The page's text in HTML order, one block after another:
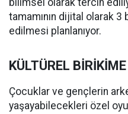
bilimsel olarak tercih
tamamının dijital olarak
edilmesi planlanıyor.
KÜLTÜREL
Çocuklar ve gençlerin
yaşayabilecekleri özel